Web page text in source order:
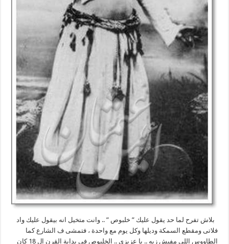
بلاش تفرح لما حد يقول عليك ” خلبوص ” .. وانت متخيل انه بيقول عليك واد
فلاتى ومقطع السمكة وديلها وكل يوم مع واحدة ، فتمشى ف الشارع كما
الطاووس اللى مفيش زيه .. يا عزيزى .. الخلبوص فى بداية القرن ال 18 كان